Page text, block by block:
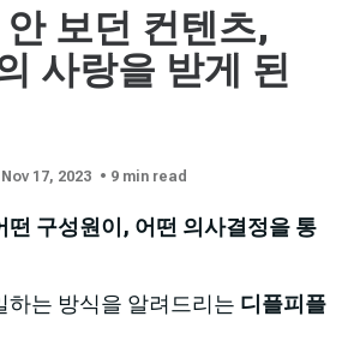
보던 컨텐츠,
사랑을 받게 된
17, 2023 • 9 min read
떤 구성원이, 어떤 의사결정을 통
하는 방식을 알려드리는 디플피플